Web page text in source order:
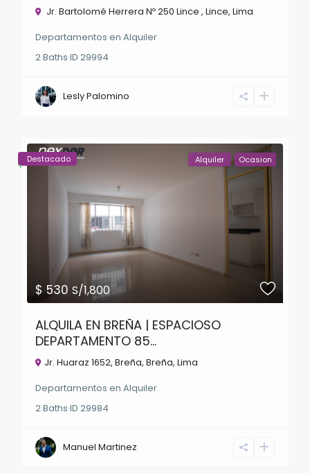
Jr. Bartolomé Herrera Nº 250 Lince ,Lince,Lima
Departamentos enAlquiler
2Baths·ID29994
Lesly Palomino
$ 530S/1,800
Alquiler Ocasion
Destacado
ALQUILA EN BREÑA | ESPACIOSO
DEPARTAMENTO 85...
Jr. Huaraz 1652, Breña,Breña,Lima
Departamentos enAlquiler
2Baths·ID29984
Manuel Martinez